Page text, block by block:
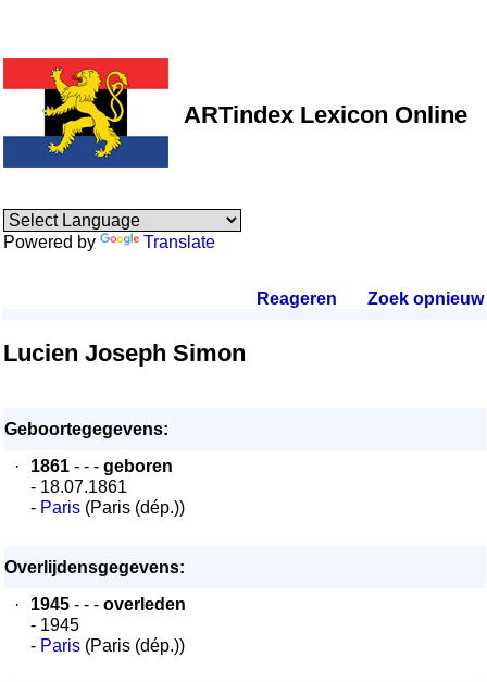
ARTindex Lexicon Online
Powered by Translate
Reageren Zoek opnieuw.
Lucien Joseph Simon
Geboortegegevens:
·
1861 - - - geboren
- 18.07.1861
- Paris (Paris (dép.))
Overlijdensgegevens:
·
1945 - - - overleden
- 1945
- Paris (Paris (dép.))